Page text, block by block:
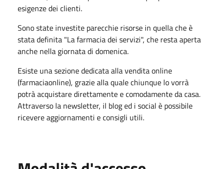
esigenze dei clienti.
Sono state investite parecchie risorse in quella che è
stata definita "La farmacia dei servizi", che resta aperta
anche nella giornata di domenica.
Esiste una sezione dedicata alla vendita online
(farmaciaonline), grazie alla quale chiunque lo vorrà
potrà acquistare direttamente e comodamente da casa.
Attraverso la newsletter, il blog ed i social è possibile
ricevere aggiornamenti e consigli utili.